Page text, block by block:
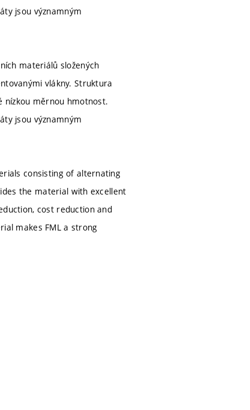
jsou významným
materiálů složených
vlákny. Struktura
nízkou měrnou hmotnost.
jsou významným
consisting of alternating
the material with excellent
cost reduction and
makes FML a strong